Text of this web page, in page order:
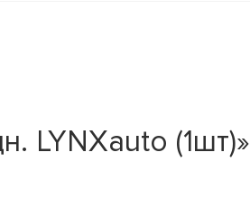
LYNXauto (1шт)»